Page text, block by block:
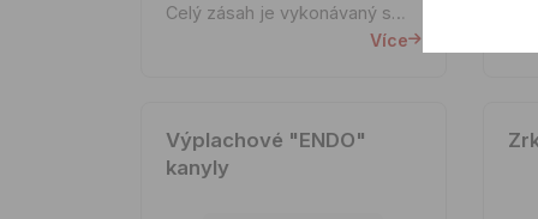
Celý zásah je vykonávaný s
Více
Výplachové "ENDO"
kanyly